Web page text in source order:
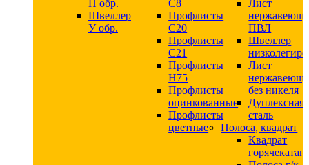
П обр.
Швеллер
У обр.
С8
Профлисты
С20
Профлисты
C21
Профлисты
Н75
Профлисты
оцинкованные
Профлисты
цветные
Лист
ПВЛ
Швеллер
Лист
без никеля
Дуплексная
сталь
Полоса, квадрат
Квадрат